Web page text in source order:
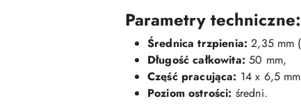
Parametry techniczne:
Średnica trzpienia: 2,35 mm
Długość całkowita: 50 mm,
Część pracująca: 14 x 6,5
Poziom ostrości: średni.